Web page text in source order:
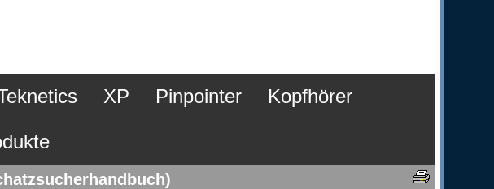
XP Pinpointer Kopfhörer